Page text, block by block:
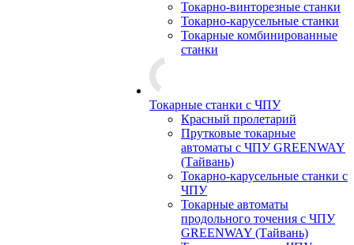
Токарно-винторезные станки
Токарно-карусельные станки
Токарные комбинированные
станки
Токарные станки с ЧПУ
Красный пролетарий
Прутковые токарные
автоматы с ЧПУ GREENWAY
(Тайвань)
Токарно-карусельные станки с
ЧПУ
Токарные автоматы
продольного точения с ЧПУ
GREENWAY (Тайвань)